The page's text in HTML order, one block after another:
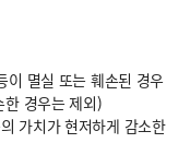
이 멸실 또는 훼손된 경우
한 경우는 제외)
가치가 현저하게 감소한